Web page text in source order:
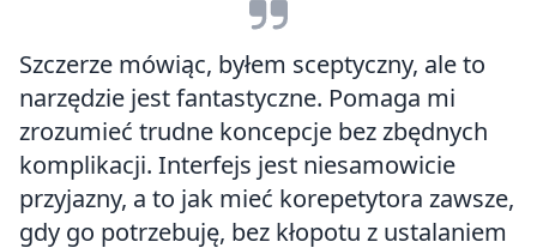
Szczerze mówiąc, byłem sceptyczny, ale to
narzędzie jest fantastyczne. Pomaga mi
zrozumieć trudne koncepcje bez zbędnych
komplikacji. Interfejs jest niesamowicie
przyjazny, a to jak mieć korepetytora zawsze,
gdy go potrzebuję, bez kłopotu z ustalaniem